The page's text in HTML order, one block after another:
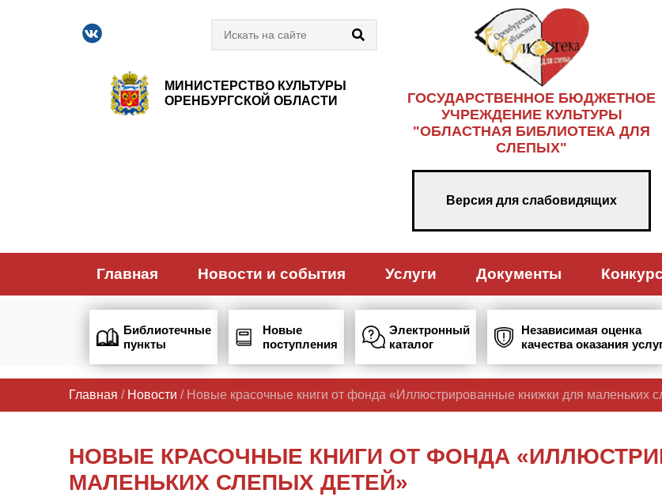
МИНИСТЕРСТВО КУЛЬТУРЫ
ОРЕНБУРГСКОЙ ОБЛАСТИ
ГОСУДАРСТВЕННОЕ БЮДЖЕТНОЕ
УЧРЕЖДЕНИЕ КУЛЬТУРЫ
"ОБЛАСТНАЯ БИБЛИОТЕКА ДЛЯ
СЛЕПЫХ"
Версия для слабовидящих
Главная Новости и события Услуги Документы
Библиотечные
пункты
Новые
поступления
Электронный
каталог
Независимая оценка
качества оказания
Главная / Новости / Новые красочные книги от фонда «Иллюстрированные книжки для маленьких
НОВЫЕ КРАСОЧНЫЕ КНИГИ ОТ ФОНДА
МАЛЕНЬКИХ СЛЕПЫХ ДЕТЕЙ»